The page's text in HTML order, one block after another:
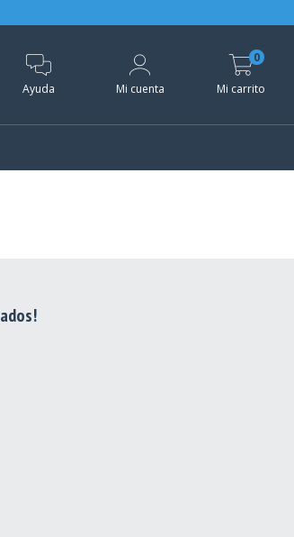
Ayuda Mi cuenta Mi carrito
0